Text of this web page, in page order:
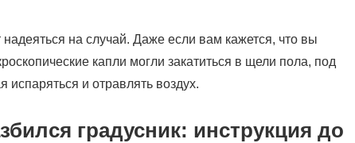
надеяться на случай. Даже если вам кажется, что вы
капли могли закатиться в щели пола, под
испаряться и отравлять воздух.
градусник: инструкция до